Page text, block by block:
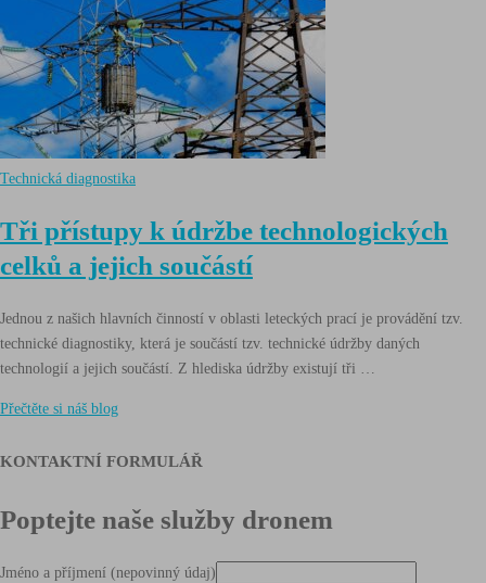
Technická diagnostika
Tři přístupy k údržbe technologických
celků a jejich součástí
Jednou z našich hlavních činností v oblasti leteckých prací je provádění tzv.
technické diagnostiky, která je součástí tzv. technické údržby daných
technologií a jejich součástí. Z hlediska údržby existují tři …
Přečtěte si náš blog
KONTAKTNÍ FORMULÁŘ
Poptejte naše služby dronem
Jméno a příjmení (nepovinný údaj)